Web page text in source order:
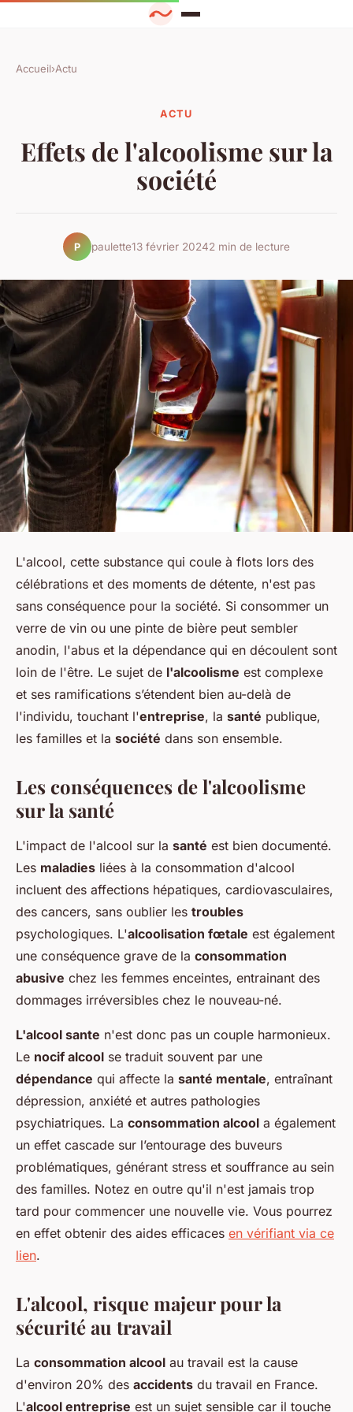
Accueil›Actu
ACTU
Effets de l'alcoolisme sur la
société
P paulette13 février 20242 min de lecture
L'alcool, cette substance qui coule à flots lors des
célébrations et des moments de détente, n'est pas
sans conséquence pour la société. Si consommer un
verre de vin ou une pinte de bière peut sembler
anodin, l'abus et la dépendance qui en découlent sont
loin de l'être. Le sujet de l'alcoolisme est complexe
et ses ramifications s’étendent bien au-delà de
l'individu, touchant l'entreprise, la santé publique,
les familles et la société dans son ensemble.
Les conséquences de l'alcoolisme
sur la santé
L'impact de l'alcool sur la santé est bien documenté.
Les maladies liées à la consommation d'alcool
incluent des affections hépatiques, cardiovasculaires,
des cancers, sans oublier les troubles
psychologiques. L'alcoolisation fœtale est également
une conséquence grave de la consommation
abusive chez les femmes enceintes, entrainant des
dommages irréversibles chez le nouveau-né.
L'alcool sante n'est donc pas un couple harmonieux.
Le nocif alcool se traduit souvent par une
dépendance qui affecte la santé mentale, entraînant
dépression, anxiété et autres pathologies
psychiatriques. La consommation alcool a également
un effet cascade sur l’entourage des buveurs
problématiques, générant stress et souffrance au sein
des familles. Notez en outre qu'il n'est jamais trop
tard pour commencer une nouvelle vie. Vous pourrez
en effet obtenir des aides efficaces en vérifiant via ce
lien.
L'alcool, risque majeur pour la
sécurité au travail
La consommation alcool au travail est la cause
d'environ 20% des accidents du travail en France.
L'alcool entreprise est un sujet sensible car il touche